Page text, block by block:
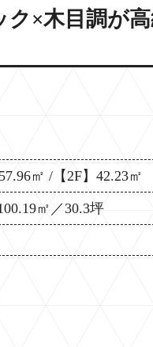
ク×木目調が
57.96㎡ /【2F】42.23㎡
㎡／30.3坪